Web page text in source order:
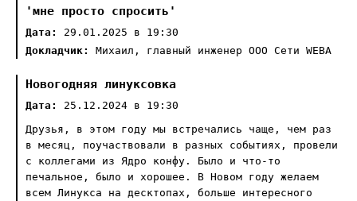
'мне просто спросить'
Дата:
29.01.2025 в 19:30
Докладчик:
Михаил, главный инженер ООО Сети WEBA
Новогодняя линуксовка
Дата:
25.12.2024 в 19:30
Друзья, в этом году мы встречались чаще, чем раз
в месяц, поучаствовали в разных событиях, провели
с коллегами из Ядро конфу. Было и что-то
печальное, было и хорошее. В Новом году желаем
всем Линукса на десктопах, больше интересного